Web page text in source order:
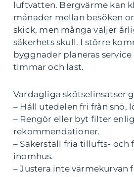
luftvatten. Bergvärme kan
månader mellan besöken
skick, men många väljer
säkerhets skull. I större
byggnader planeras
timmar och last.
Vardagliga skötselinsatser
– Håll utedelen fri från snö,
– Rengör eller byt filter
rekommendationer.
– Säkerställ fria tillufts- och
inomhus.
– Justera inte värmekurvan